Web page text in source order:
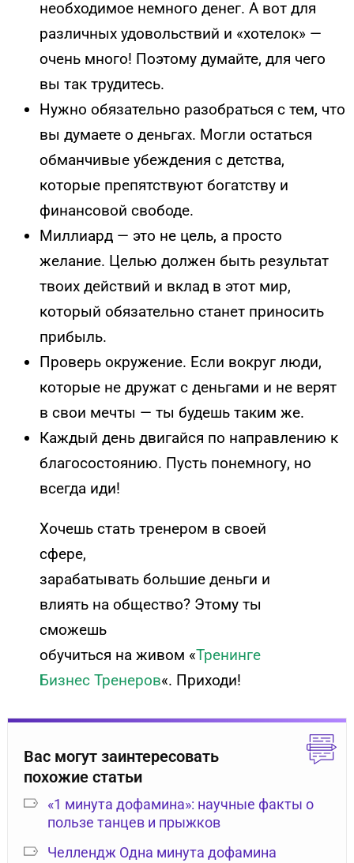
необходимое немного денег. А вот для
различных удовольствий и «хотелок» —
очень много! Поэтому думайте, для чего
вы так трудитесь.
Нужно обязательно разобраться с тем, что
вы думаете о деньгах. Могли остаться
обманчивые убеждения с детства,
которые препятствуют богатству и
финансовой свободе.
Миллиард — это не цель, а просто
желание. Целью должен быть результат
твоих действий и вклад в этот мир,
который обязательно станет приносить
прибыль.
Проверь окружение. Если вокруг люди,
которые не дружат с деньгами и не верят
в свои мечты — ты будешь таким же.
Каждый день двигайся по направлению к
благосостоянию. Пусть понемногу, но
всегда иди!
Хочешь стать тренером в своей
сфере,
зарабатывать большие деньги и
влиять на общество? Этому ты
сможешь
обучиться на живом «Тренинге
Бизнес Тренеров«. Приходи!
Вас могут заинтересовать
похожие статьи
«1 минута дофамина»: научные факты о
пользе танцев и прыжков
Челлендж Одна минута дофамина